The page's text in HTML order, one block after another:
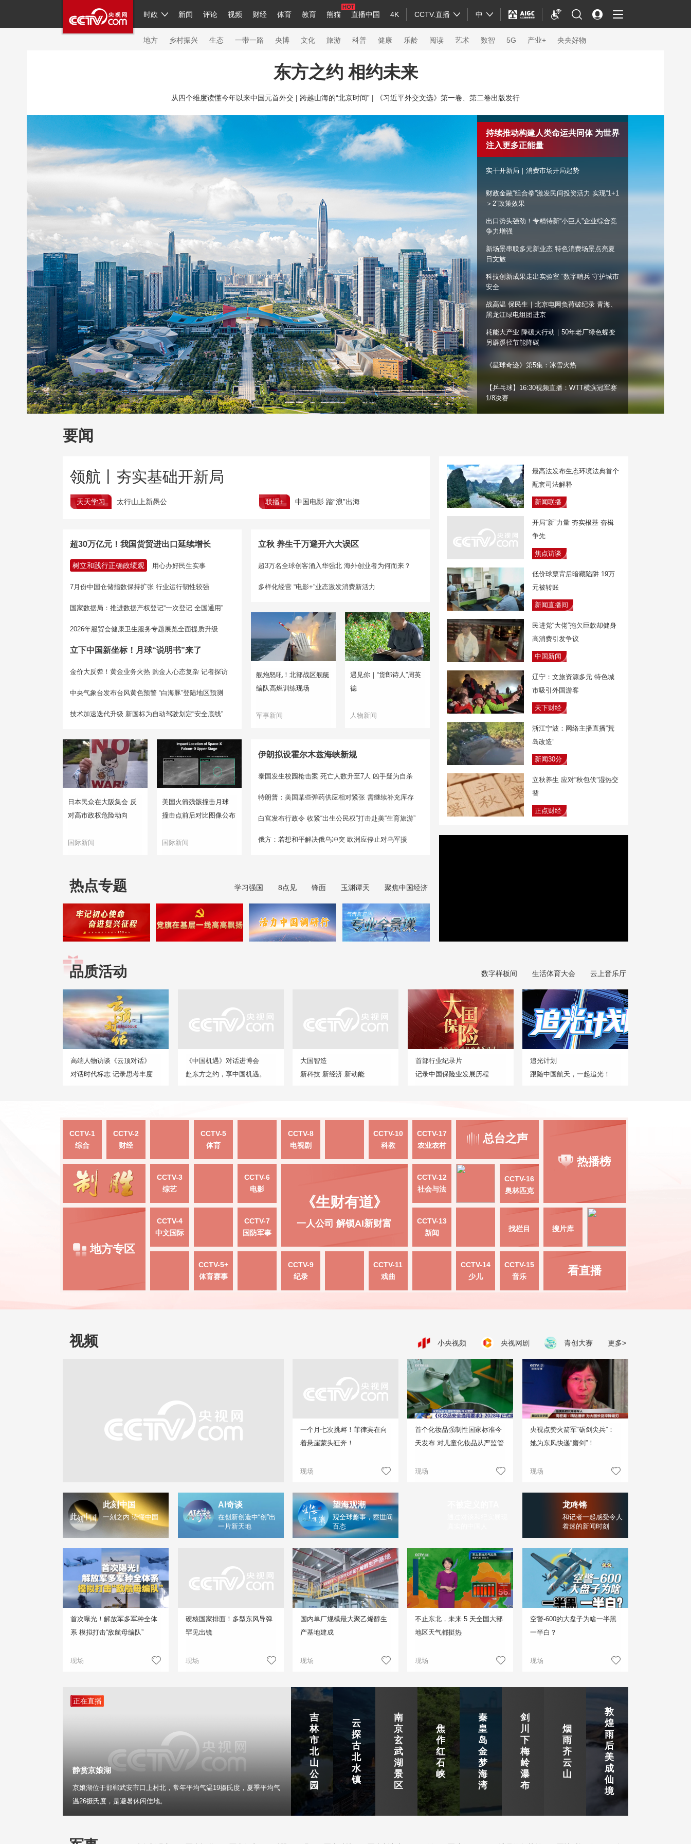
时政 新闻 评论 视频 财经 体育 教育 熊猫 直播中国 4K CCTV.直播 中
人民领袖习近平 联播+ 中国领导人 央视快评 习式妙语 热解读 天天学习
直播 片库 栏目大全 节目单 听音 微视频 主持人 下载央视影音
繁体 海外频道 iPanda English Монгол
地方 乡村振兴 生态 一带一路 央博 文化 旅游 科普 健康 乐龄 阅读 艺术 数智 5G 产业+ 央央好物
国家大剧院 大型活动
新闻 国内 国际 评论 经济 军事 科技 法治 文娱 人物 公益 图片
人民领袖习近平 联播+ 热解读 天天学习 央视快评 央视网评 光华锐评
视频 小央视频 小央直播 直播中国 熊猫频道 VR/AR 4K专区 全景新闻
蓝海中国 新兵请入列 人生第一次 人生第二次
直播 2026年冬奥会 CBA NBA 国际足球 网球 综合体育
CCTV奥林匹克频道 生活体育大会 体育江湖 文化体育 冰雪道路 足球道路
财经 教育 乡村振兴 生态环境 一带一路 央博 非遗 文化 旅游 科普 健康 乐龄 阅读 艺术 汽车 数智 5G 产业+
大国智造 大国展会 大国保险 云顶对话 云起 超级工厂 智敬中国 全民健康 颜选攻略 海洋 时尚 天气
CCTV.节目官网 直播 节目单 栏目 片库 热播榜 总台企业白名单
东方之约 相约未来
从四个维度读懂今年以来中国元首外交 | 跨越山海的“北京时间” | 《习近平外交文选》第一卷、第二卷出版发行
持续推动构建人类命运共同体 为世界
注入更多正能量
实干开新局｜消费市场开局起势
财政金融“组合拳”激发民间投资活力 实现“1+1
＞2”政策效果
出口势头强劲！专精特新“小巨人”企业综合竞
争力增强
新场景串联多元新业态 特色消费场景点亮夏
日文旅
科技创新成果走出实验室 “数字哨兵”守护城市
安全
战高温 保民生｜北京电网负荷破纪录 青海、
黑龙江绿电组团进京
耗能大产业 降碳大行动｜50年老厂绿色蝶变
另辟蹊径节能降碳
《星球奇迹》第5集：冰雪火热
【乒乓球】16:30视频直播：WTT横滨冠军赛
1/8决赛
要闻
领航丨夯实基础开新局
天天学习 太行山上新愚公 联播+ 中国电影 踏“浪”出海
超30万亿元！我国货贸进出口延续增长
树立和践行正确政绩观 用心办好民生实事
7月份中国仓储指数保持扩张 行业运行韧性较强
国家数据局：推进数据产权登记“一次登记 全国通用”
2026年服贸会健康卫生服务专题展览全面提质升级
立下中国新坐标！月球“说明书”来了
金价大反弹！黄金业务火热 购金人心态复杂 记者探访
中央气象台发布台风黄色预警 “白海豚”登陆地区预测
技术加速迭代升级 新国标为自动驾驶划定“安全底线”
立秋 养生千万避开六大误区
超3万名全球创客涌入华强北 海外创业者为何而来？
多样化经营 “电影+”业态激发消费新活力
舰炮怒吼！北部战区舰艇
编队高燃训练现场
军事新闻
遇见你｜“货郎诗人”周英
德
人物新闻
日本民众在大阪集会 反
对高市政权危险动向
国际新闻
美国火箭残骸撞击月球
撞击点前后对比图像公布
国际新闻
伊朗拟设霍尔木兹海峡新规
泰国发生校园枪击案 死亡人数升至7人 凶手疑为自杀
特朗普：美国某些弹药供应相对紧张 需继续补充库存
白宫发布行政令 收紧“出生公民权”打击赴美“生育旅游”
俄方：若想和平解决俄乌冲突 欧洲应停止对乌军援
热点专题 学习强国 8点见 锋面 玉渊谭天 聚焦中国经济
最高法发布生态环境法典首个
配套司法解释
新闻联播
开局“新”力量 夯实根基 奋楫
争先
焦点访谈
低价球票背后暗藏陷阱 19万
元被转账
新闻直播间
民进党“大佬”拖欠巨款却健身
高消费引发争议
中国新闻
辽宁：文旅资源多元 特色城
市吸引外国游客
天下财经
浙江宁波：网络主播直播“荒
岛改造”
新闻30分
立秋养生 应对“秋包伏”湿热交
替
正点财经
品质活动 数字样板间 生活体育大会 云上音乐厅
高端人物访谈《云顶对话》
对话时代标志 记录思考丰度
《中国机遇》对话进博会
赴东方之约，享中国机遇。
大国智造
新科技 新经济 新动能
首部行业纪录片
记录中国保险业发展历程
追光计划
跟随中国航天，一起追光！
CCTV-1
综合
CCTV-2
财经
CCTV-5
体育
CCTV-8
电视剧
CCTV-10
科教
CCTV-17
农业农村
总台之声
热播榜
CCTV-3
综艺
CCTV-6
电影
《生财有道》
一人公司 解锁AI新财富
CCTV-12
社会与法
CCTV-16
奥林匹克
地方专区
CCTV-4
中文国际
CCTV-7
国防军事
CCTV-13
新闻
找栏目 搜片库
CCTV-5+
体育赛事
CCTV-9
纪录
CCTV-11
戏曲
CCTV-14
少儿
CCTV-15
音乐
看直播
视频 更多>
小央视频 央视网剧 青创大赛
一个月七次挑衅！菲律宾在向
着悬崖蒙头狂奔！
现场
首个化妆品强制性国家标准今
天发布 对儿童化妆品从严监管
现场
央视点赞火箭军“砺剑尖兵”：
她为东风快递“磨剑”！
现场
此刻中国
一刻之内 读懂中国
AI奇谈
在创新创造中“创”出
一片新天地
望海观潮
观全球趣事，察世间
百态
龙咚锵
和记者一起感受令人
着迷的新闻时刻
首次曝光！解放军多军种全体
系 模拟打击“敌航母编队”
现场
硬核国家排面！多型东风导弹
罕见出镜
现场
国内单厂规模最大聚乙烯醇生
产基地建成
现场
不止东北，未来 5 天全国大部
地区天气都挺热
现场
空警-600的大盘子为啥一半黑
一半白？
现场
正在直播
静赏京娘湖
京娘湖位于邯郸武安市口上村北，常年平均气温19摄氏度，夏季平均气
温26摄氏度，是避暑休闲佳地。
吉
林
市
北
山
公
园
云
探
古
北
水
镇
南
京
玄
武
湖
景
区
焦
作
红
石
峡
秦
皇
岛
金
梦
海
湾
剑
川
下
梅
岭
瀑
布
烟
雨
齐
云
山
敦
煌
雨
后
美
成
仙
境